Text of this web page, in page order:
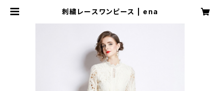
刺繍レースワンピース | ena